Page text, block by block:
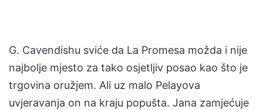
G. Cavendishu sviće da La Promesa možda i nije
najbolje mjesto za tako osjetljiv posao kao što je
trgovina oružjem. Ali uz malo Pelayova
uvjeravanja on na kraju popušta. Jana zamjećuje